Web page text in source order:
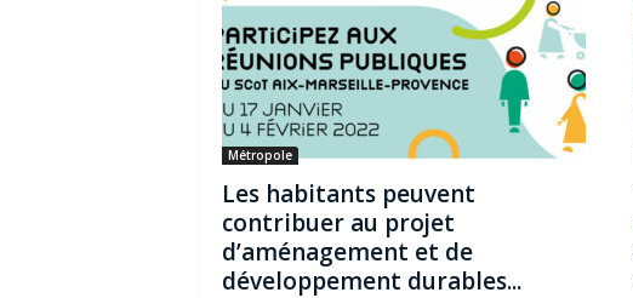
Métropole
Les habitants peuvent
contribuer au projet
d’aménagement et de
développement durables...